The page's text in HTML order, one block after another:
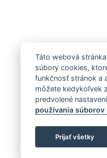
Táto webová
súbory cookies,
funkčnosť stránok a
môžete kedykoľvek
predvolené
používania súborov
Prijať všetky